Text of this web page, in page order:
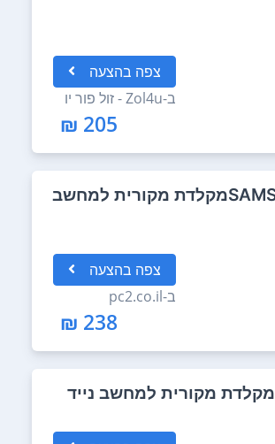
צפה בהצעה
ב-Zol4u - זול פור יו
205 ₪
SAMSUNG R453 R458 R408 R410 R460 SERIESמקלדת מקורית למחשב
צפה בהצעה
ב-pc2.co.il
238 ₪